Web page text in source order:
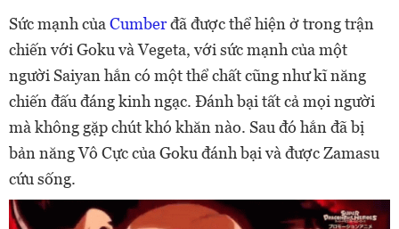
Sức mạnh của Cumberđã được thể hiện ở trong trận
chiến với Goku và Vegeta, với sức mạnh của một
người Saiyan hắn có một thể chất cũng như kĩ năng
chiến đấu đáng kinh ngạc. Đánh bại tất cả mọi người
mà không gặp chút khó khăn nào. Sau đó hắn đã bị
bản năng Vô Cực của Goku đánh bại và được Zamasu
cứu sống.